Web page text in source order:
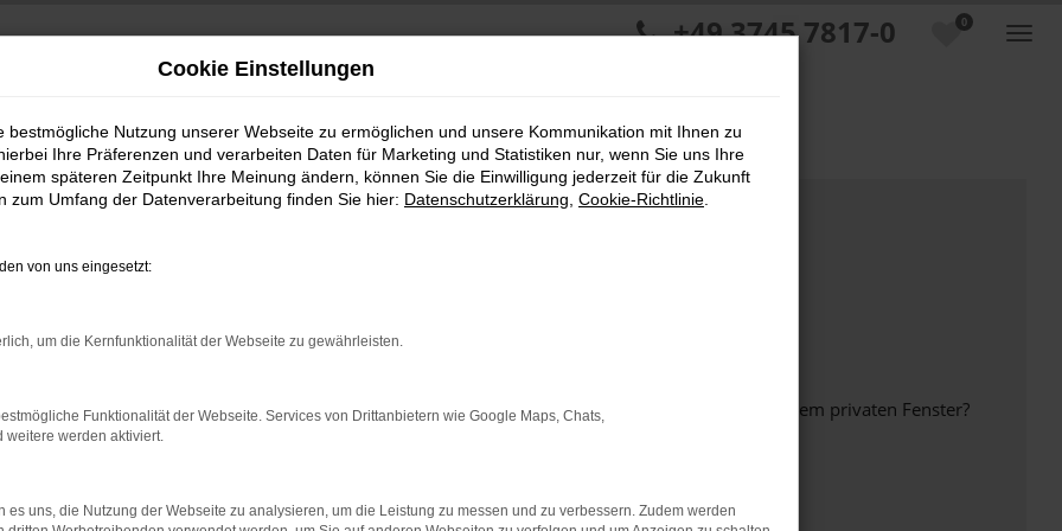
0
+49 3745 7817-0
bestimmter Seiten verhindern. Funktioniert die Seite in einem anderen Browser oder in einem privaten Fenster?
beheben.
auf dem neuesten Stand sind.
Cookie Einstellungen
bestmögliche Nutzung unserer Webseite zu ermöglichen und unsere Kommunikation mit Ihnen zu
Ihre Präferenzen und verarbeiten Daten für Marketing und Statistiken nur, wenn Sie uns Ihre
späteren Zeitpunkt Ihre Meinung ändern, können Sie die Einwilligung jederzeit für die Zukunft
zum Umfang der Datenverarbeitung finden Sie hier: Datenschutzerklärung Cookie-Richtlinie
von uns eingesetzt:
um die Kernfunktionalität der Webseite zu gewährleisten.
Funktionalität der Webseite. Services von Drittanbietern wie Google Maps, Chats,
weitere werden aktiviert.
es uns, die Nutzung der Webseite zu analysieren, um die Leistung zu messen und zu verbessern. Zudem werden